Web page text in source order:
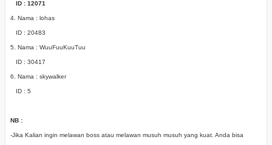
ID : 12071
4. Nama : lohas
ID : 20483
5. Nama : WuuFuuKuuTuu
ID : 30417
6. Nama : skywalker
ID : 5
NB :
-Jika Kalian ingin melawan boss atau melawan musuh musuh yang kuat. Anda bisa